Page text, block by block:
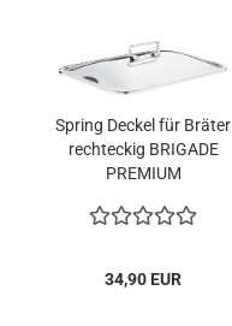
Spring Deckel für Bräter
rechteckig BRIGADE
PREMIUM
34,90 EUR